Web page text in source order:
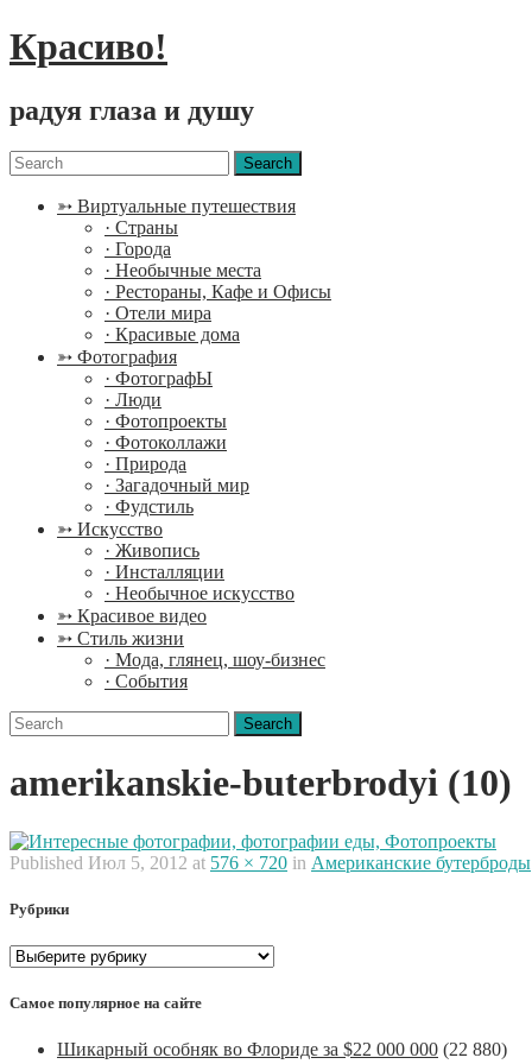
Красиво!
радуя глаза и душу
Menu
Search
for:
➳ Виртуальные путешествия
· Страны
· Города
· Необычные места
· Рестораны, Кафе и Офисы
· Отели мира
· Красивые дома
➳ Фотография
· ФотографЫ
· Люди
· Фотопроекты
· Фотоколлажи
· Природа
· Загадочный мир
· Фудстиль
➳ Искусство
· Живопись
· Инсталляции
· Необычное искусство
➳ Красивое видео
➳ Стиль жизни
· Мода, глянец, шоу-бизнес
· События
Search
for:
amerikanskie-buterbrodyi (10)
Published Июл 5, 2012 at 576 × 720 in Американские бутерброды
Рубрики
Рубрики
Самое популярное на сайте
Шикарный особняк во Флориде за $22 000 000 (22 880)